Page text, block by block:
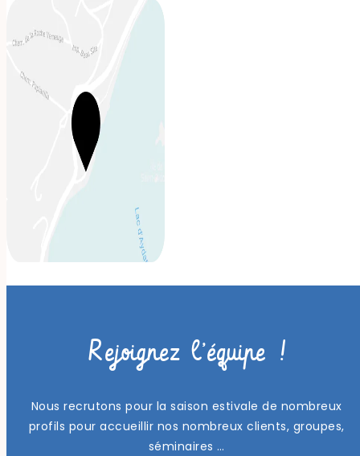
Rejoignez l’équipe !
Nous recrutons pour la saison estivale de nombreux
profils pour accueillir nos nombreux clients, groupes,
séminaires …